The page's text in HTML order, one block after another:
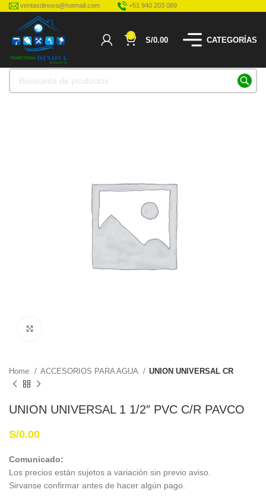
ventasdinova@hotmail.com +51 940 203 089
0
S/0.00 CATEGORÍAS
Home ACCESORIOS PARA AGUA UNION UNIVERSAL CR
UNION UNIVERSAL 1 1/2″ PVC C/R PAVCO
S/0.00
Comunicado:
Los precios están sujetos a variación sin previo aviso.
Sirvanse confirmar antes de hacer algún pago.